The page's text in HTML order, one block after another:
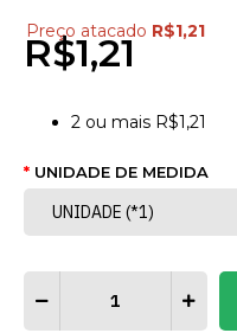
Preço atacado R$1,21
R$1,21
2 ou mais R$1,21
UNIDADE DE MEDIDA